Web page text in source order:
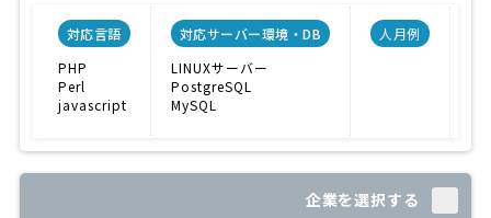
対応言語
PHP
Perl
javascript
対応サーバー環境・DB
LINUXサーバー
PostgreSQL
MySQL
人月例
企業を選択する